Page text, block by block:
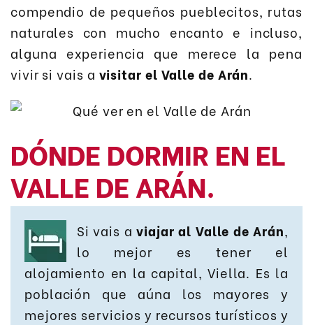
compendio de pequeños pueblecitos, rutas
naturales con mucho encanto e incluso,
alguna experiencia que merece la pena
vivir si vais a visitar el Valle de Arán.
DÓNDE DORMIR EN EL
VALLE DE ARÁN.
Si vais aviajar al Valle de Arán,
lo mejor es tener el
alojamiento en la capital, Viella. Es la
población que aúna los mayores y
mejores servicios y recursos turísticos y